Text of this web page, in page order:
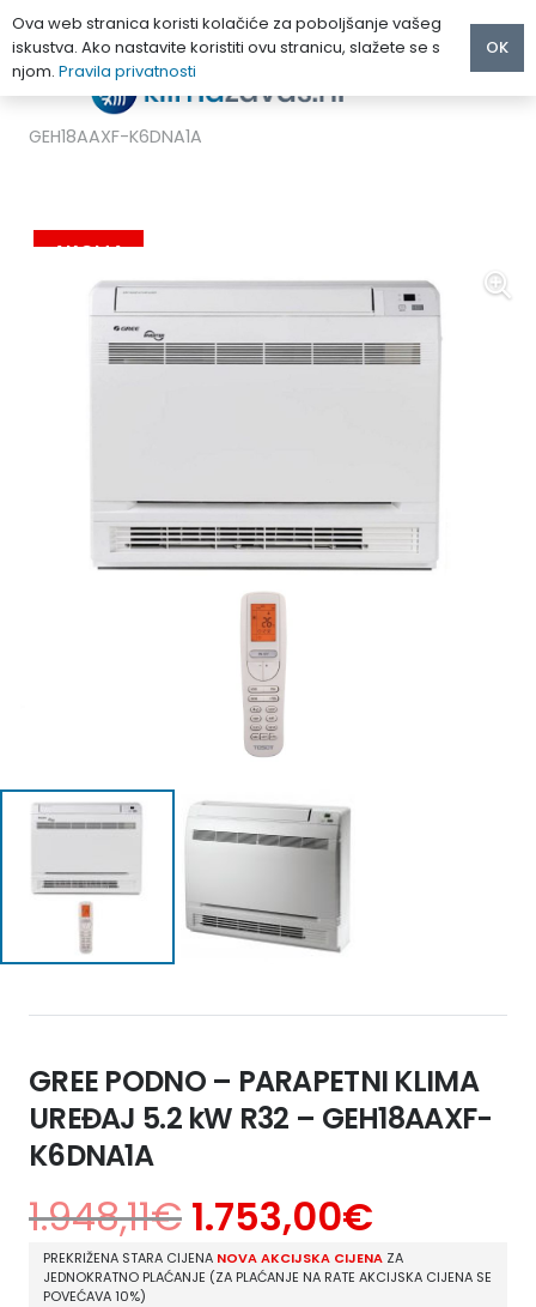
GREE PODNO – PARAPETNI KLIMA UREĐAJ 5.2 kW R32 –
GEH18AAXF-K6DNA1A
AKCIJA
GREE PODNO – PARAPETNI KLIMA
UREĐAJ 5.2 kW R32 – GEH18AAXF-
K6DNA1A
1.948,11€ 1.753,00€
PREKRIŽENA STARA CIJENA NOVA AKCIJSKA CIJENA ZA
JEDNOKRATNO PLAĆANJE (ZA PLAĆANJE NA RATE AKCIJSKA CIJENA SE
POVEĆAVA 10%)
Ova web stranica koristi kolačiće za poboljšanje vašeg
iskustva. Ako nastavite koristiti ovu stranicu, slažete se s
njom. Pravila privatnosti
OK